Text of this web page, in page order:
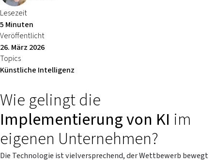
Lesezeit
5 Minuten
Veröffentlicht
26. März 2026
Topics
Künstliche Intelligenz
Wie gelingt die
Implementierung von KI im
eigenen Unternehmen?
Die Technologie ist vielversprechend, der Wettbewerb bewegt